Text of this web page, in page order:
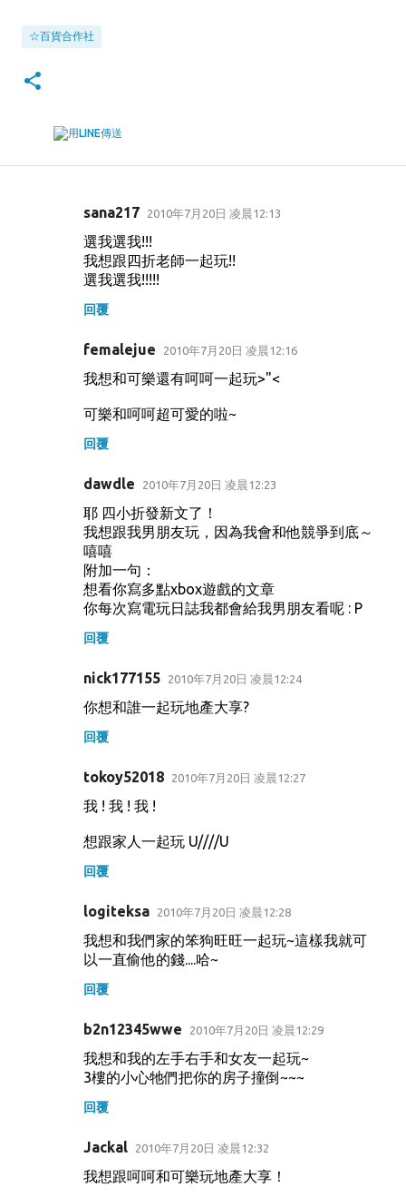
☆百貨合作社
sana217 2010年7月20日 凌晨12:13
選我選我!!!
我想跟四折老師一起玩!!
選我選我!!!!!
回覆
femalejue 2010年7月20日 凌晨12:16
我想和可樂還有呵呵一起玩>"<
可樂和呵呵超可愛的啦~
回覆
dawdle 2010年7月20日 凌晨12:23
耶 四小折發新文了！
我想跟我男朋友玩，因為我會和他競爭到底～
嘻嘻
附加一句：
想看你寫多點xbox遊戲的文章
你每次寫電玩日誌我都會給我男朋友看呢 : P
回覆
nick177155 2010年7月20日 凌晨12:24
你想和誰一起玩地產大享?
回覆
tokoy52018 2010年7月20日 凌晨12:27
我 ! 我 ! 我 !
想跟家人一起玩 U////U
回覆
logiteksa 2010年7月20日 凌晨12:28
我想和我們家的笨狗旺旺一起玩~這樣我就可
以一直偷他的錢....哈~
回覆
b2n12345wwe 2010年7月20日 凌晨12:29
我想和我的左手右手和女友一起玩~
3樓的小心牠們把你的房子撞倒~~~
回覆
Jackal 2010年7月20日 凌晨12:32
我想跟呵呵和可樂玩地產大享！